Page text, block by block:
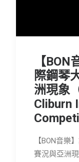
【
際鋼琴
洲現象
Cliburn
【BON音樂
賽況與亞洲